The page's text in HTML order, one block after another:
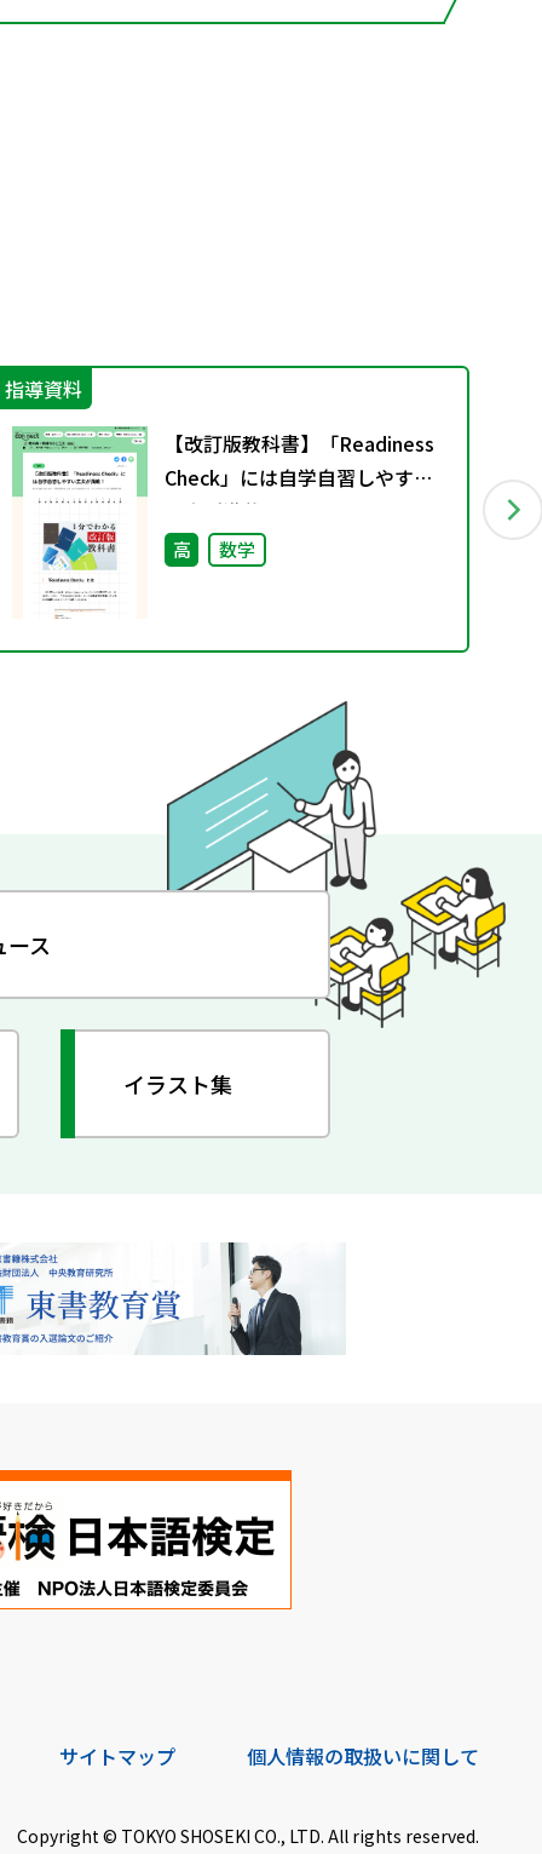
指導資料
【改訂版教科書】「Readiness
Check」には自学自習しやすい
工夫が満載！
高 数学
ス
イラスト集
サイトマップ 個人情報の取扱いに関して
Copyright © TOKYO SHOSEKI CO., LTD. All rights reserved.